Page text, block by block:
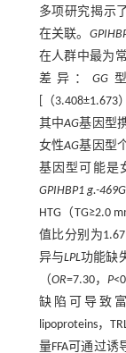
多项研究揭示
在关联。
在人群中最为
差异：GG
[（3.408±1.673
其中AG基因型
女性AG基因型
基因型可能是
GPIHBP1 g.-
HTG（TG≥2.0
值比分别为
异与LPL功能缺
（OR=7.30，P
缺陷可导致
lipoproteins，
量FFA可通过